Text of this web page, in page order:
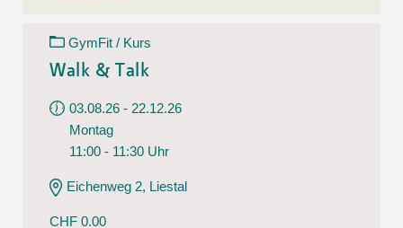
GymFit / Kurs
Walk & Talk
03.08.26 - 22.12.26
Montag
11:00 - 11:30 Uhr
Eichenweg 2, Liestal
CHF 0.00